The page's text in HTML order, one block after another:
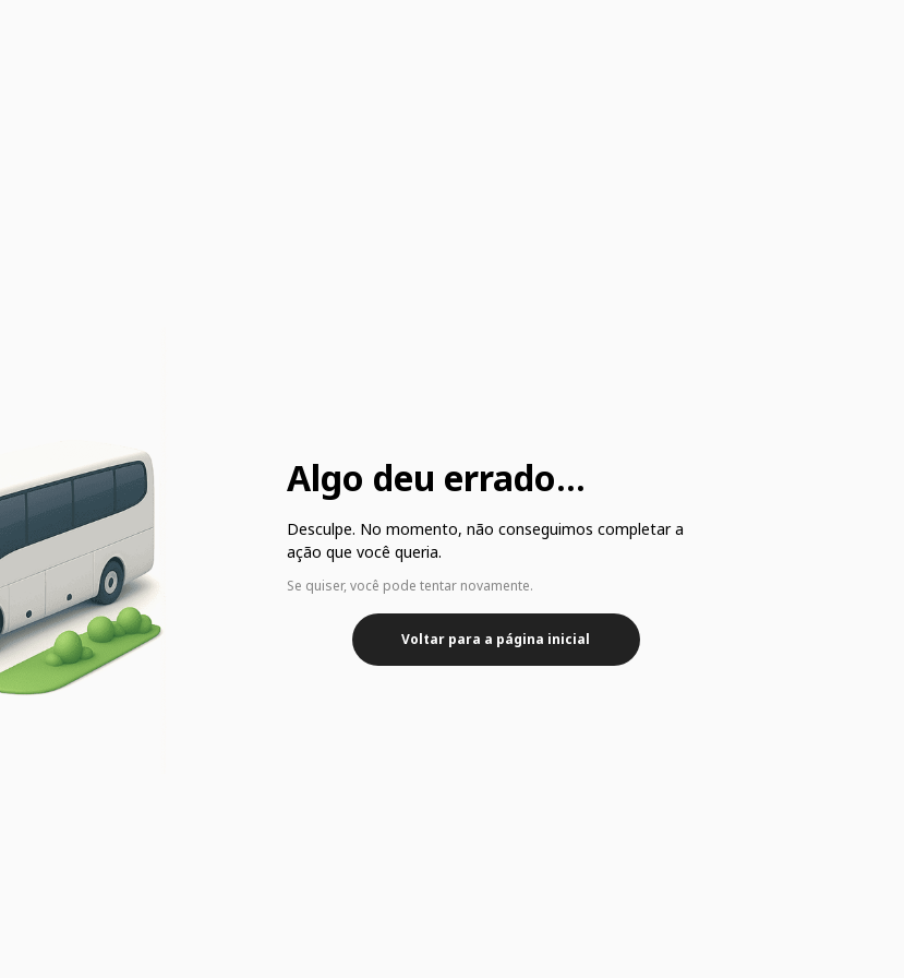
Algo deu errado...
Desculpe. No momento, não conseguimos completar a
ação que você queria.
Se quiser, você pode tentar novamente.
Voltar para a página inicial